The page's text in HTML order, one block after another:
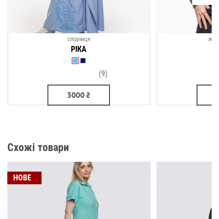
СПІДНИЦЯ
РІКА
(9)
3000₴
Схожі товари
НОВЕ